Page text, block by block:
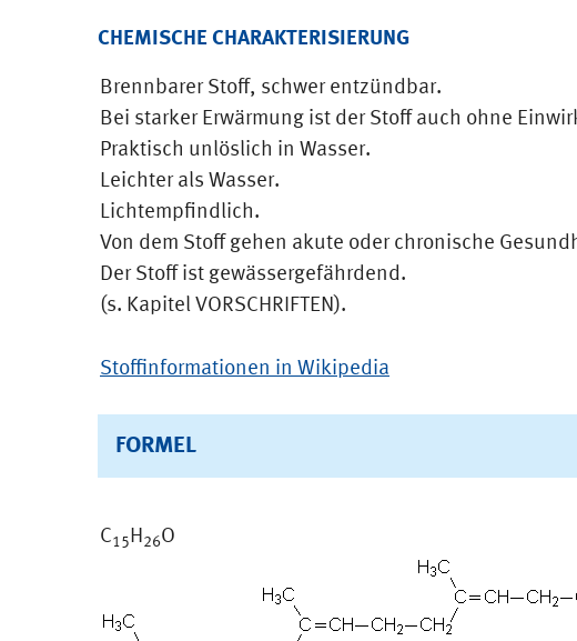
CHEMISCHE CHARAKTERISIERUNG
Brennbarer Stoff, schwer entzündbar.
Bei starker Erwärmung ist der Stoff auch ohne
Praktisch unlöslich in Wasser.
Leichter als Wasser.
Lichtempfindlich.
Von dem Stoff gehen akute oder chronische
Der Stoff ist gewässergefährdend.
(s. Kapitel VORSCHRIFTEN).
Stoffinformationen in Wikipedia
FORMEL
C15H26O